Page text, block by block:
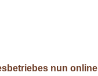
nun online